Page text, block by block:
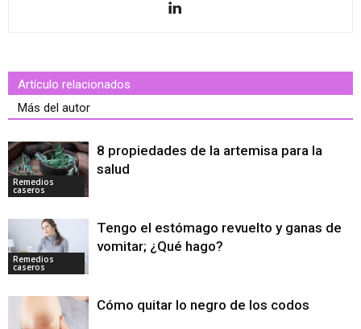
Artículo relacionados
Más del autor
Remedios
caseros
8 propiedades de la artemisa para la
salud
Remedios
caseros
Tengo el estómago revuelto y ganas de
vomitar; ¿Qué hago?
Cómo quitar lo negro de los codos